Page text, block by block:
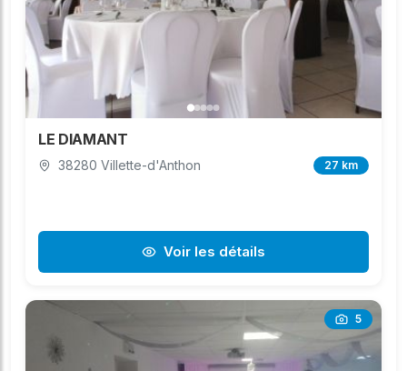
LE DIAMANT
38280 Villette-d'Anthon 27 km
Voir les détails
5